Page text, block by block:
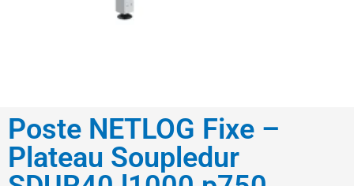
Poste NETLOG Fixe –
Plateau Soupledur